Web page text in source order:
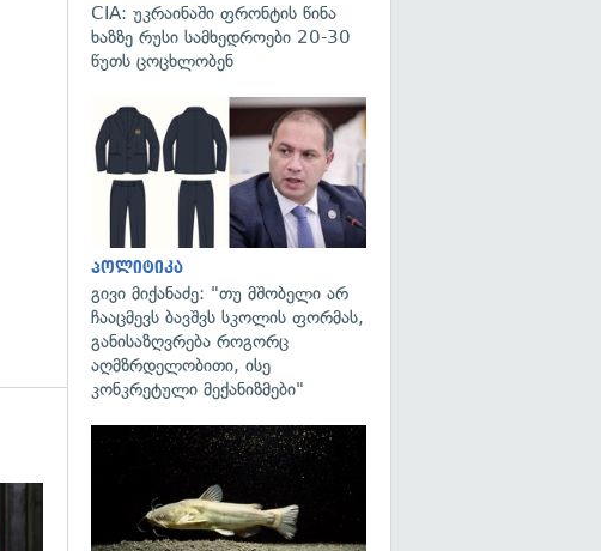
გადახედვა
CIA: უკრაინაში ფრონტის წინა
ხაზზე რუსი სამხედროები 20-30
წუთს ცოცხლობენ
პოლიტიკა
გივი მიქანაძე: "თუ მშობელი არ
ჩააცმევს ბავშვს სკოლის ფორმას,
განისაზღვრება როგორც
აღმზრდელობითი, ისე
კონკრეტული მექანიზმები"